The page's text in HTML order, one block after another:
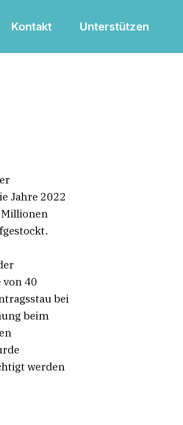
Kontakt Unterstützen
Jahre 2022
40
bei
beim
werden